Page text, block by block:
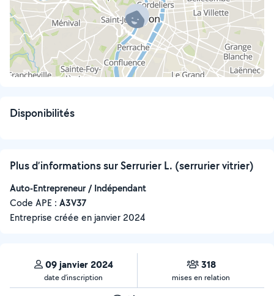
Disponibilités
Plus d’informations sur Serrurier L. (serrurier vitrier)
Auto-Entrepreneur / Indépendant
Code APE : A3V37
Entreprise créée en janvier 2024
09 janvier 2024
date d’inscription
318
mises en relation